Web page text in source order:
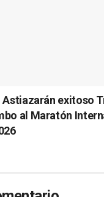
Astiazarán exitoso
al Maratón